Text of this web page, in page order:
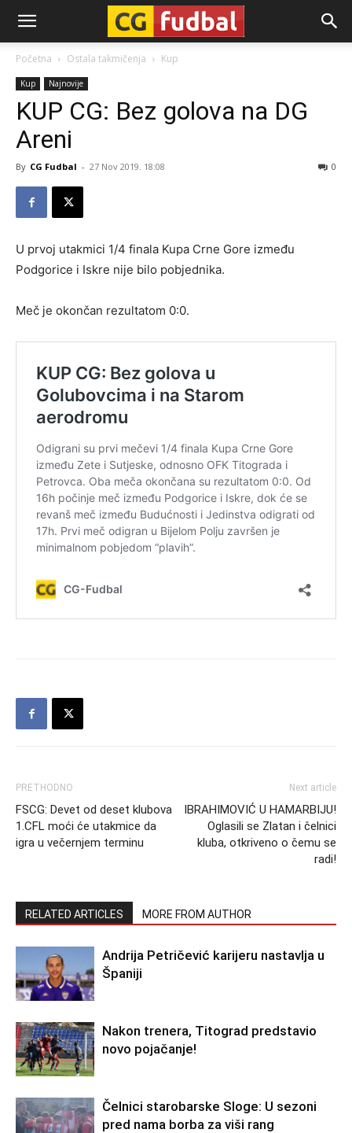
CG-
Fudbal
Početna Ostala takmičenja Kup
Kup Najnovije
KUP CG: Bez golova na DG
Areni
By CG Fudbal - 27 Nov 2019. 18:08 0
U prvoj utakmici 1/4 finala Kupa Crne Gore između
Podgorice i Iskre nije bilo pobjednika.
Meč je okončan rezultatom 0:0.
PRETHODNO
FSCG: Devet od deset klubova
1.CFL moći će utakmice da
igra u večernjem terminu
Next article
IBRAHIMOVIĆ U HAMARBIJU!
Oglasili se Zlatan i čelnici
kluba, otkriveno o čemu se
radi!
RELATED ARTICLES MORE FROM AUTHOR
Andrija Petričević karijeru nastavlja u
Španiji
Nakon trenera, Titograd predstavio
novo pojačanje!
Čelnici starobarske Sloge: U sezoni
pred nama borba za viši rang